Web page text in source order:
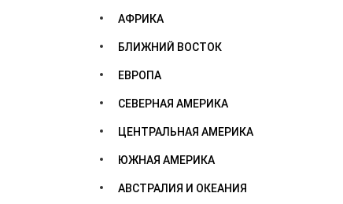
АФРИКА
БЛИЖНИЙ ВОСТОК
ЕВРОПА
СЕВЕРНАЯ АМЕРИКА
ЦЕНТРАЛЬНАЯ АМЕРИКА
ЮЖНАЯ АМЕРИКА
АВСТРАЛИЯ И ОКЕАНИЯ